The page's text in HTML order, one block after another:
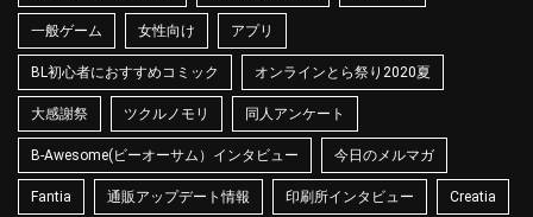
一般ゲーム 女性向け アプリ
BL初心者におすすめコミック オンラインとら祭り2020夏
大感謝祭 ツクルノモリ 同人アンケート
B-Awesome(ビーオーサム）インタビュー 今日のメルマガ
Fantia 通販アップデート情報 印刷所インタビュー Creatia